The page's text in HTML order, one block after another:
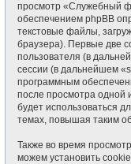
просмотр «Служебный
обеспечением phpBB
текстовые файлы,
браузера). Первые две
пользователя (в
сессии (в дальнейшем
программным
после просмотра
будет использоваться
темах, повышая таким
Также во время
можем установить